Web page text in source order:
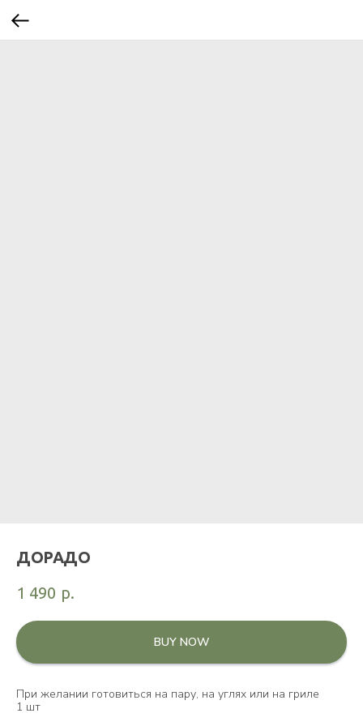
ДОРАДО
1 490 р.
BUY NOW
При желании готовиться на пару, на углях или на гриле
1 шт